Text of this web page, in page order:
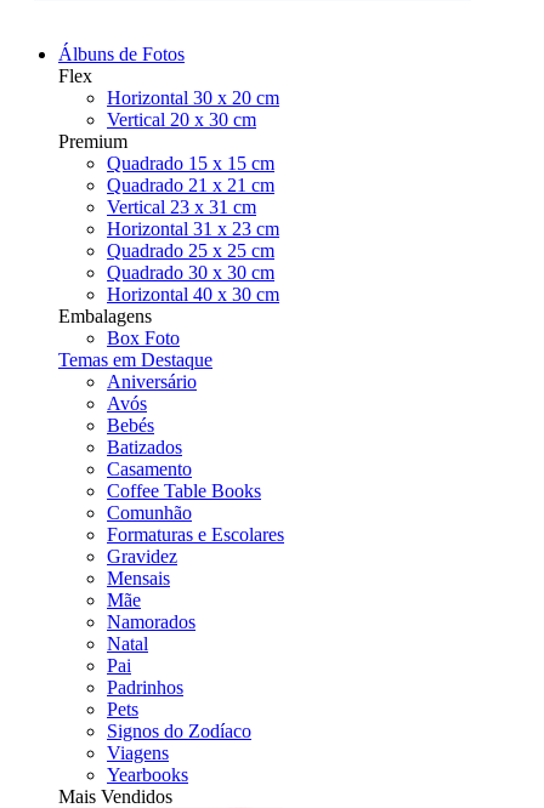
Álbuns de Fotos
Flex
Horizontal 30 x 20 cm
Vertical 20 x 30 cm
Premium
Quadrado 15 x 15 cm
Quadrado 21 x 21 cm
Vertical 23 x 31 cm
Horizontal 31 x 23 cm
Quadrado 25 x 25 cm
Quadrado 30 x 30 cm
Horizontal 40 x 30 cm
Embalagens
Box Foto
Temas em Destaque
Aniversário
Avós
Bebés
Batizados
Casamento
Coffee Table Books
Comunhão
Formaturas e Escolares
Gravidez
Mensais
Mãe
Namorados
Natal
Pai
Padrinhos
Pets
Signos do Zodíaco
Viagens
Yearbooks
Mais Vendidos